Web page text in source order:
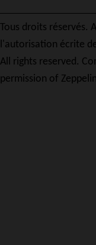
Tous droits
l'autorisation écrite
All rights reserved.
permission of